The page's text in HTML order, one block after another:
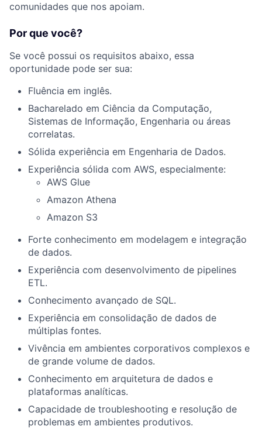
comunidades que nos apoiam.
Por que você?
Se você possui os requisitos abaixo, essa
oportunidade pode ser sua:
Fluência em inglês.
Bacharelado em Ciência da Computação,
Sistemas de Informação, Engenharia ou áreas
correlatas.
Sólida experiência em Engenharia de Dados.
Experiência sólida com AWS, especialmente:
AWS Glue
Amazon Athena
Amazon S3
Forte conhecimento em modelagem e integração
de dados.
Experiência com desenvolvimento de pipelines
ETL.
Conhecimento avançado de SQL.
Experiência em consolidação de dados de
múltiplas fontes.
Vivência em ambientes corporativos complexos e
de grande volume de dados.
Conhecimento em arquitetura de dados e
plataformas analíticas.
Capacidade de troubleshooting e resolução de
problemas em ambientes produtivos.